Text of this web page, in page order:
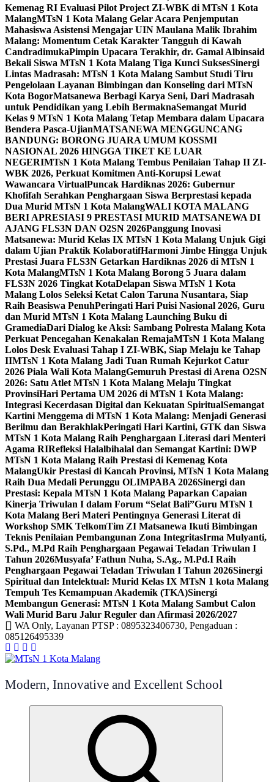
Kemenag RI Evaluasi Pilot Project ZI-WBK di MTsN 1 Kota
MalangMTsN 1 Kota Malang Gelar Acara Penjemputan
Mahasiswa Asistensi Mengajar UIN Maulana Malik Ibrahim
Malang: Momentum Cetak Karakter Tangguh di Kawah
CandradimukaPimpin Upacara Terakhir, dr. Gamal Albinsaid
Bekali Siswa MTsN 1 Kota Malang Tiga Kunci SuksesSinergi
Lintas Madrasah: MTsN 1 Kota Malang Sambut Studi Tiru
Pengelolaan Layanan Bimbingan dan Konseling dari MTsN
Kota BogorMatsanewa Berbagi Karya Seni, Dari Madrasah
untuk Pendidikan yang Lebih BermaknaSemangat Murid
Kelas 9 MTsN 1 Kota Malang Tetap Membara dalam Upacara
Bendera Pasca-UjianMATSANEWA MENGGUNCANG
BANDUNG: BORONG JUARA UMUM KOSSMI
NASIONAL 2026 HINGGA TIKET KE LUAR
NEGERIMTsN 1 Kota Malang Tembus Penilaian Tahap II ZI-
WBK 2026, Perkuat Komitmen Anti-Korupsi Lewat
Wawancara VirtualPuncak Hardiknas 2026: Gubernur
Khofifah Serahkan Penghargaan Siswa Berprestasi kepada
Dua Murid MTsN 1 Kota MalangWALI KOTA MALANG
BERI APRESIASI 9 PRESTASI MURID MATSANEWA DI
AJANG FLS3N DAN O2SN 2026Panggung Inovasi
Matsanewa: Murid Kelas IX MTsN 1 Kota Malang Unjuk Gigi
dalam Ujian Praktik KolaboratifHarmoni Jimbe Hingga Unjuk
Prestasi Juara FLS3N Getarkan Hardiknas 2026 di MTsN 1
Kota MalangMTsN 1 Kota Malang Borong 5 Juara dalam
FLS3N 2026 Tingkat KotaDelapan Siswa MTsN 1 Kota
Malang Lolos Seleksi Ketat Calon Taruna Nusantara, Siap
Raih Beasiswa PenuhPeringati Hari Puisi Nasional 2026, Guru
dan Murid MTsN 1 Kota Malang Launching Buku di
GramediaDari Dialog ke Aksi: Sambang Polresta Malang Kota
Perkuat Pencegahan Kenakalan RemajaMTsN 1 Kota Malang
Lolos Desk Evaluasi Tahap I ZI-WBK, Siap Melaju ke Tahap
IIMTsN 1 Kota Malang Jadi Tuan Rumah Kejurkot Catur
2026 Piala Wali Kota MalangGemuruh Prestasi di Arena O2SN
2026: Satu Atlet MTsN 1 Kota Malang Melaju Tingkat
ProvinsiHari Pertama UM 2026 di MTsN 1 Kota Malang:
Integrasi Kecerdasan Digital dan Kekuatan SpiritualSemangat
Kartini Menggema di MTsN 1 Kota Malang: Menjadi Generasi
Berilmu dan BerakhlakPeringati Hari Kartini, GTK dan Siswa
MTsN 1 Kota Malang Raih Penghargaan Literasi dari Menteri
Agama RIRefleksi Halalbihalal dan Semangat Kartini: DWP
MTsN 1 Kota Malang Raih Prestasi di Kemenag Kota
MalangUkir Prestasi di Kancah Provinsi, MTsN 1 Kota Malang
Raih Dua Medali Perunggu OLIMPABA 2026Sinergi dan
Prestasi: Kepala MTsN 1 Kota Malang Paparkan Capaian
Kinerja Triwulan I dalam Forum “Selat Bali”Guru MTsN 1
Kota Malang Beri Materi Pentingnya Generasi Literat di
Workshop SMK TelkomTim ZI Matsanewa Ikuti Bimbingan
Teknis Penilaian Pembangunan Zona IntegritasIrma Mulyanti,
S.Pd., M.Pd Raih Penghargaan Pegawai Teladan Triwulan I
Tahun 2026Musyafa’ Fathun Nuha, S.Ag., M.Pd.I Raih
Penghargaan Pegawai Teladan Triwulan I Tahun 2026Sinergi
Spiritual dan Intelektual: Murid Kelas IX MTsN 1 kota Malang
Tempuh Tes Kemampuan Akademik (TKA)Sinergi
Membangun Generasi: MTsN 1 Kota Malang Sambut Calon
Wali Murid Baru Jalur Reguler dan Afirmasi 2026/2027
WA Only, Layanan PTSP : 0895323406730, Pengaduan :
085126495339
Modern, Innovative and Excellent School